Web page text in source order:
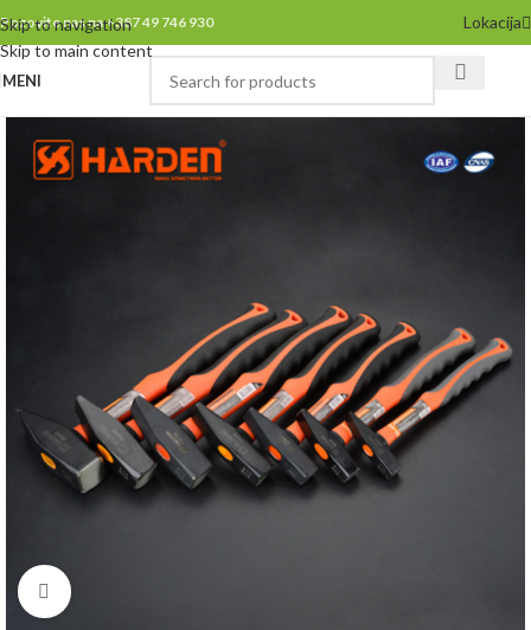
Skip to navigation
Skip to main content
Pozovite nas na +387 49 746 930 Lokacija
MENI
Click to enlarge